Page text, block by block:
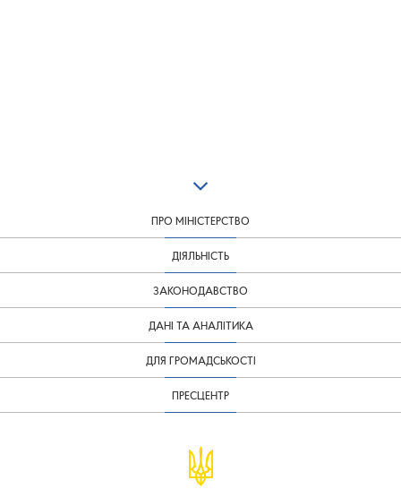
ПРО МІНІСТЕРСТВО
ДІЯЛЬНІСТЬ
ЗАКОНОДАВСТВО
ДАНІ ТА АНАЛІТИКА
ДЛЯ ГРОМАДСЬКОСТІ
ПРЕСЦЕНТР